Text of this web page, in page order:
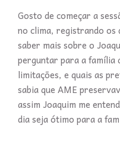
Gosto de começar a
no clima, registrando os
saber mais sobre o
perguntar para a família
limitações, e quais as
sabia que AME
assim Joaquim me
dia seja ótimo para a